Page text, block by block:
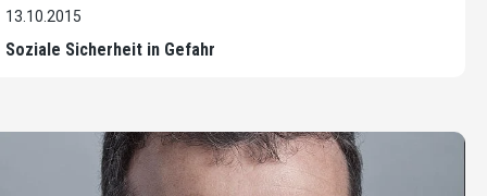
13.10.2015
Soziale Sicherheit in Gefahr